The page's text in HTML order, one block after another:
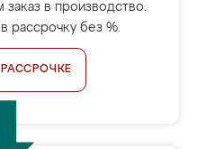
заказ в производство.
рассрочку без %.